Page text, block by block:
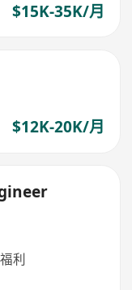
$15K-35K/月
$12K-20K/月
利